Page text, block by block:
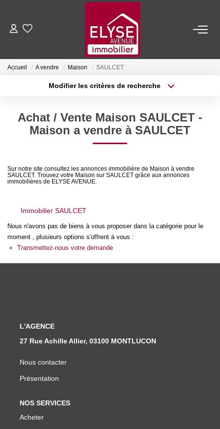
ACHETER
NOTRE AGENCE
Nous Rejoindre
Nos Actualités
Accueil A vendre Maison SAULCET
Modifier les critères de recherche
Sélectionnez...
Type de bien
Surface min
Créer une alerte
Achat / Vente Maison SAULCET -
Maison a vendre à SAULCET
Sur notre site consultez les annonces immobilière de Maison à vendre
SAULCET. Trouvez votre Maison sur SAULCET grâce aux annonces
immobilières de ELYSE AVENUE.
Immobilier SAULCET
Nous n'avons pas de biens à vous proposer dans la catégorie pour le
moment , plusieurs options s'offrent à vous :
Transmettez-nous votre demande
L'AGENCE
27 Rue Achille Allier, 03100 MONTLUCON
Nous contacter
Présentation
NOS SERVICES
Acheter